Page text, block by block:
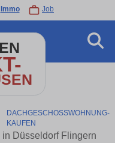
Immo Job
DACHGESCHOSSWOHNUNG-
KAUFEN
Düsseldorf Flingern